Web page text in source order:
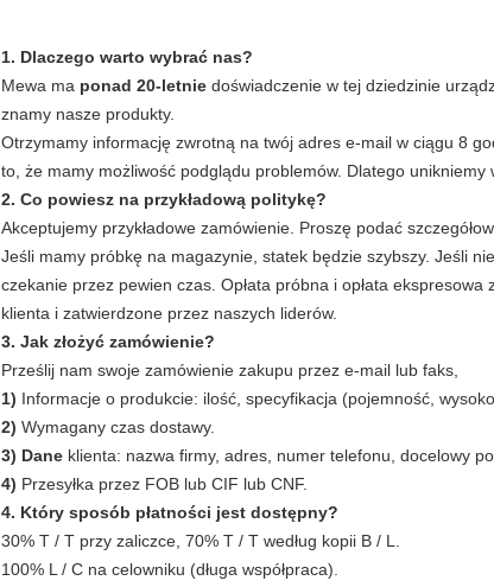
1. Dlaczego warto wybrać nas?
Mewa ma ponad 20-letnie doświadczenie w tej dziedzinie
znamy nasze produkty.
Otrzymamy informację zwrotną na twój adres e-mail w ciągu 8
to, że mamy możliwość podglądu problemów. Dlatego
2. Co powiesz na przykładową politykę?
Akceptujemy przykładowe zamówienie. Proszę podać
Jeśli mamy próbkę na magazynie, statek będzie szybszy. Jeśli
czekanie przez pewien czas. Opłata próbna i opłata
klienta i zatwierdzone przez naszych liderów.
3. Jak złożyć zamówienie?
Prześlij nam swoje zamówienie zakupu przez e-mail lub faks,
1) Informacje o produkcie: ilość, specyfikacja (pojemność,
2) Wymagany czas dostawy.
3) Dane klienta: nazwa firmy, adres, numer telefonu, docelowy
4) Przesyłka przez FOB lub CIF lub CNF.
4. Który sposób płatności jest dostępny?
30% T / T przy zaliczce, 70% T / T według kopii B / L.
100% L / C na celowniku (długa współpraca).